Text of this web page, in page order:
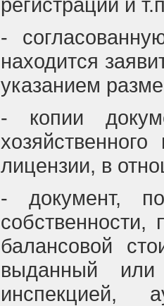
-
находится
указанием
- копии
лицензии, в
- документ,
балансовой
выданный или
инспекцией,